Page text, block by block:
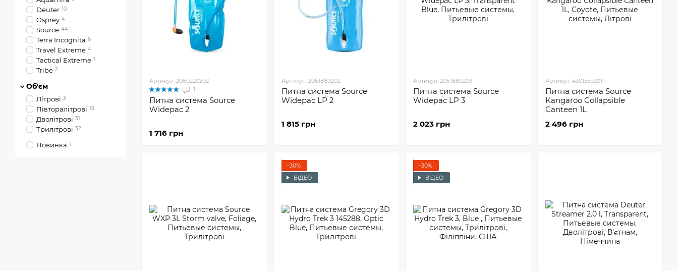
Артикул: 2060220202
1
Питна система Sourсe
Widepac 2
1 716 грн
Артикул: 2061880202
Питна система Sourсe
Widepac LP 2
1 815 грн
Артикул: 2061880203
Питна система Sourсe
Widepac LP 3
2 023 грн
Артикул: 4301550201
Питна система Sourсe
Kangaroo Collapsible
Canteen 1L
2 496 грн
−30%
ВІДЕО
−30%
ВІДЕО
Deuter 10
Osprey 4
Sourсe 44
Terra Incognita 6
Travel Extreme 4
Tactical Extreme 1
Tribe 2
Об'єм
Літрові 3
Півторалітрові 13
Дволітрові 31
Трилітрові 32
Новинка 1